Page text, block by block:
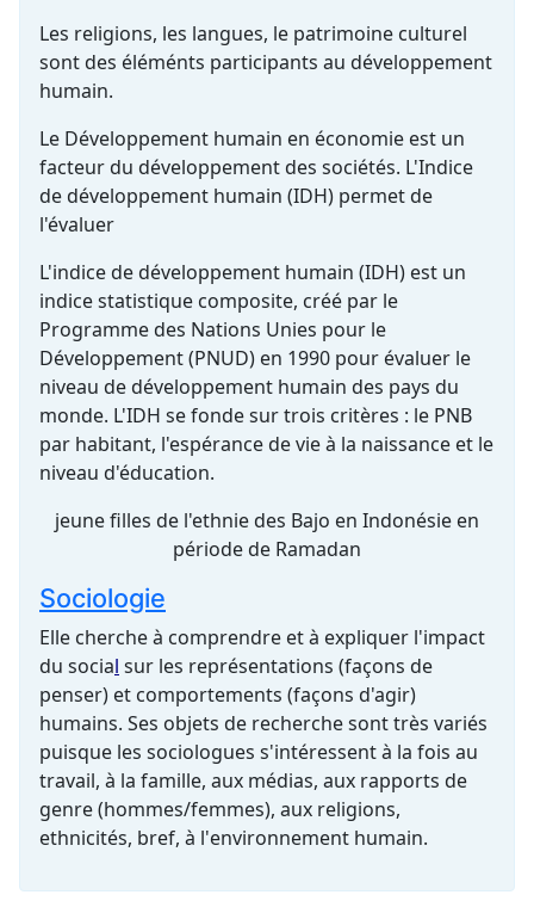
Les religions, les langues, le patrimoine culturel
sont des éléménts participants au développement
humain.
Le Développement humain en économie est un
facteur du développement des sociétés. L'Indice
de développement humain (IDH) permet de
l'évaluer
L'indice de développement humain (IDH) est un
indice statistique composite, créé par le
Programme des Nations Unies pour le
Développement (PNUD) en 1990 pour évaluer le
niveau de développement humain des pays du
monde. L'IDH se fonde sur trois critères : le PNB
par habitant, l'espérance de vie à la naissance et le
niveau d'éducation.
jeune filles de l'ethnie des Bajo en Indonésie en
période de Ramadan
Sociologie
Elle cherche à comprendre et à expliquer l'impact
du social sur les représentations (façons de
penser) et comportements (façons d'agir)
humains. Ses objets de recherche sont très variés
puisque les sociologues s'intéressent à la fois au
travail, à la famille, aux médias, aux rapports de
genre (hommes/femmes), aux religions,
ethnicités, bref, à l'environnement humain.